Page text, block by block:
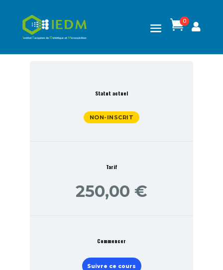
0

Statut actuel
NON-INSCRIT
Tarif
250,00 €
Commencer
Suivre ce cours